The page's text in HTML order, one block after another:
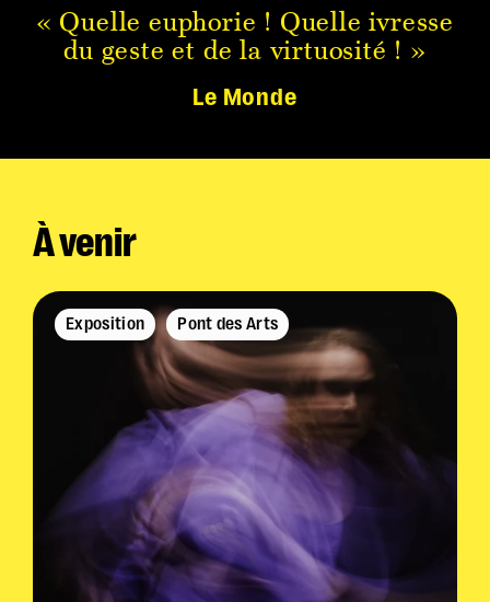
« Quelle euphorie ! Quelle ivresse
du geste et de la virtuosité ! »
Le Monde
À venir
Exposition Pont des Arts